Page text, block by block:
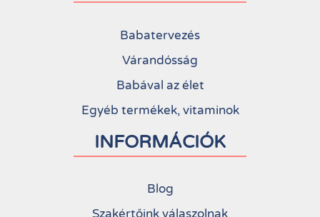
Babatervezés
Várandósság
Babával az élet
Egyéb termékek, vitaminok
INFORMÁCIÓK
Blog
Szakértőink válaszolnak